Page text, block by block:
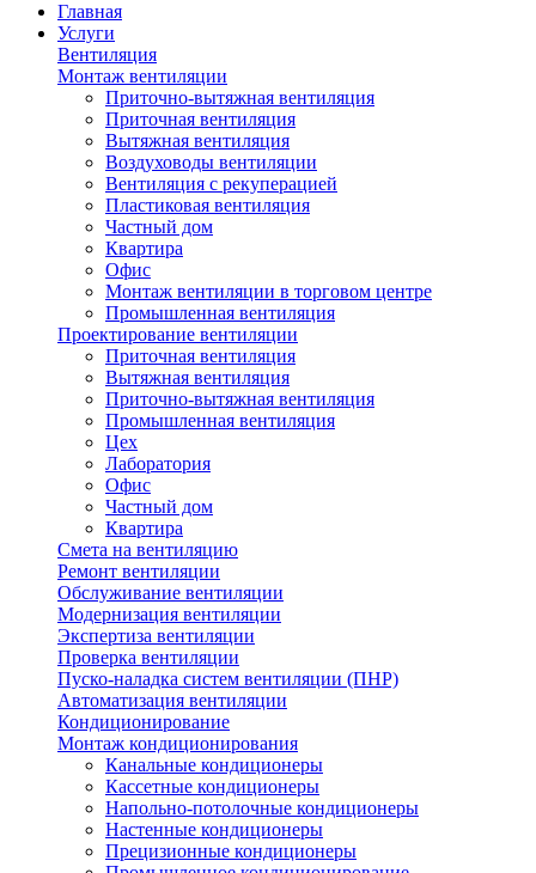
Главная
Услуги
Вентиляция
Монтаж вентиляции
Приточно-вытяжная вентиляция
Приточная вентиляция
Вытяжная вентиляция
Воздуховоды вентиляции
Вентиляция с рекуперацией
Пластиковая вентиляция
Частный дом
Квартира
Офис
Монтаж вентиляции в торговом центре
Промышленная вентиляция
Проектирование вентиляции
Приточная вентиляция
Вытяжная вентиляция
Приточно-вытяжная вентиляция
Промышленная вентиляция
Цех
Лаборатория
Офис
Частный дом
Квартира
Смета на вентиляцию
Ремонт вентиляции
Обслуживание вентиляции
Модернизация вентиляции
Экспертиза вентиляции
Проверка вентиляции
Пуско-наладка систем вентиляции (ПНР)
Автоматизация вентиляции
Кондиционирование
Монтаж кондиционирования
Канальные кондиционеры
Кассетные кондиционеры
Напольно-потолочные кондиционеры
Настенные кондиционеры
Прецизионные кондиционеры